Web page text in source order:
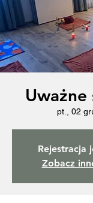
pt., 02
Rejestracja
Zobacz